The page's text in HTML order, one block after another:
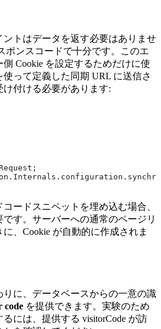
トはデータを返す必要はありませ
ポンスコードで十分です。このエ
Cookie を設定するためだけに使
って定義した同期 URL に送信さ
け付ける必要があります:
ードスニペットを埋め込む場合、
す。サーバーへの通常のページリ
、Cookie が自動的に作成されま
りに、データベースからの一意の識
code を提供できます。実験のため
には、提供する visitorCode が訪